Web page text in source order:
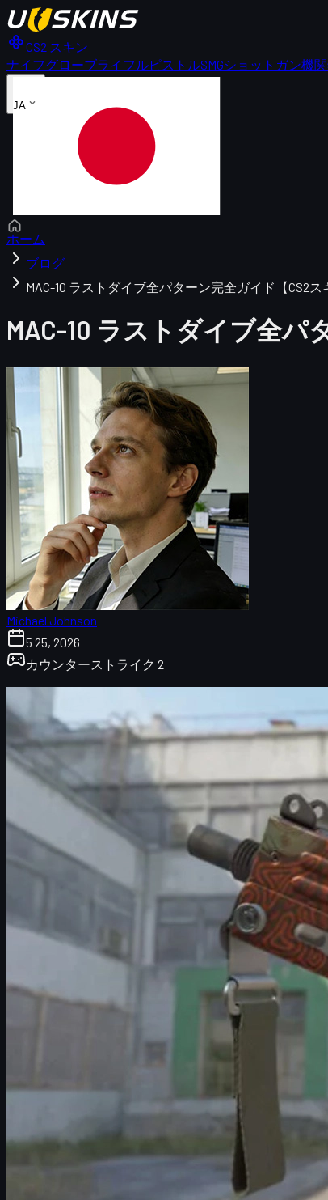
CS2 スキン
ナイフグローブライフルピストルSMGショットガン機
JA
ホーム
ブログ
MAC-10 ラストダイブ全パターン完全ガイド【CS2ス
MAC-10 ラストダイブ全パ
Michael Johnson
5 25, 2026
カウンターストライク 2
ラストダイブのパターンシステムを理解しよ
センタースカル柄パターン一覧
ダイバー単体パターン一覧
スカル＋ダイバーの複合パターン
スカル＋ダイバー＋貝殻の最レアパターン
タツノオトシゴ（シーホース）パターン一
木がメインのツリーパターン一覧
MAC-10 ラストダイブの入手方法
相場・フロート・ステッカーによる価値の変
UUSKINSでCS2スキンを安全・お得に売買
コレクター向けおすすめパターンと選び方
MAC-10 ラストダイブとは？概要と
MAC-10 ラストダイブは、2017年に登場して以来、 パ
どの部分が銃本体に表示されるかによって、まったく
スカル（頭蓋骨）
オレンジとグリーンを分ける
タツノオトシゴ（シーホース）
独特なシルエットの
これらのモチーフが複雑に配置されたテクスチャから